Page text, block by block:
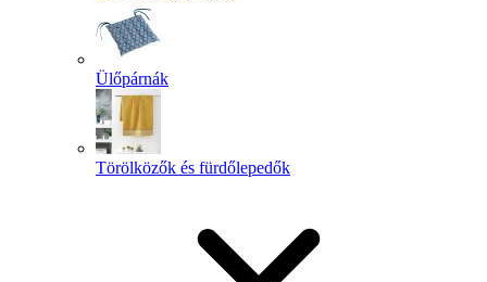
Ülőpárnák
Törölközők és fürdőlepedők